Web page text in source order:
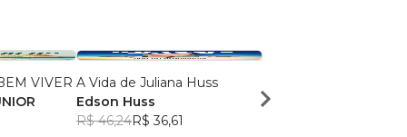
VIVER A Vida de Juliana Huss
Edson Huss
R$ 46,24R$ 36,61
FÁBIO FERREIRA